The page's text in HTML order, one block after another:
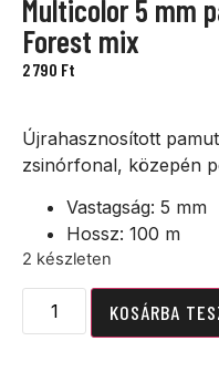
Multicolor 5 mm
Forest mix
2 790 Ft
Újrahasznosított
zsinórfonal, közepén
Vastagság: 5 mm
Hossz: 100 m
2 készleten
KOSÁRBA